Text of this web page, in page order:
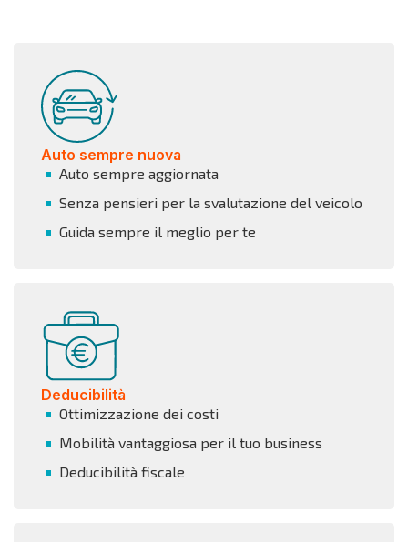
Auto sempre nuova
Auto sempre aggiornata
Senza pensieri per la svalutazione del veicolo
Guida sempre il meglio per te
Deducibilità
Ottimizzazione dei costi
Mobilità vantaggiosa per il tuo business
Deducibilità fiscale